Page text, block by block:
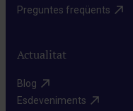
Preguntes freqüents​
Actualitat
Blog​
Esdeveniments​